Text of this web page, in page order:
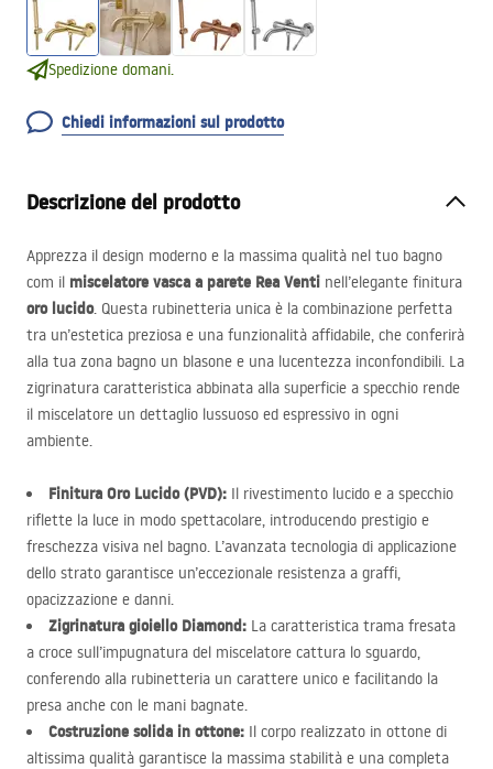
Spedizione domani.
Chiedi informazioni sul prodotto
Descrizione del prodotto
Apprezza il design moderno e la massima qualità nel tuo bagno
com il miscelatore vasca a parete Rea Venti nell’elegante finitura
oro lucido. Questa rubinetteria unica è la combinazione perfetta
tra un’estetica preziosa e una funzionalità affidabile, che conferirà
alla tua zona bagno un blasone e una lucentezza inconfondibili. La
zigrinatura caratteristica abbinata alla superficie a specchio rende
il miscelatore un dettaglio lussuoso ed espressivo in ogni
ambiente.
Finitura Oro Lucido (PVD): Il rivestimento lucido e a specchio
riflette la luce in modo spettacolare, introducendo prestigio e
freschezza visiva nel bagno. L’avanzata tecnologia di applicazione
dello strato garantisce un’eccezionale resistenza a graffi,
opacizzazione e danni.
Zigrinatura gioiello Diamond: La caratteristica trama fresata
a croce sull’impugnatura del miscelatore cattura lo sguardo,
conferendo alla rubinetteria un carattere unico e facilitando la
presa anche con le mani bagnate.
Costruzione solida in ottone: Il corpo realizzato in ottone di
altissima qualità garantisce la massima stabilità e una completa